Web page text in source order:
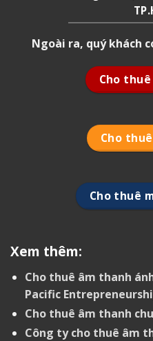
Ngoài ra, quý khách
Cho
Cho
Cho thuê
Xem thêm:
Cho thuê âm thanh
Pacific
Cho thuê âm thanh
Công ty cho thuê âm